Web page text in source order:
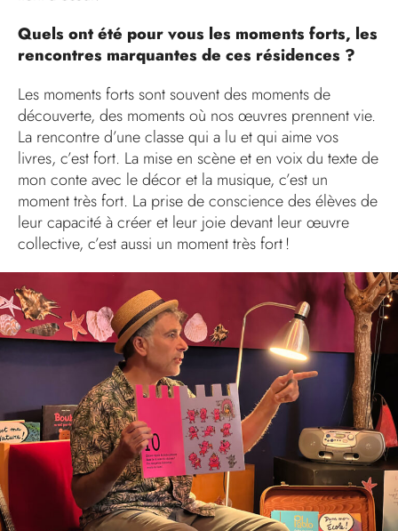
Quels ont été pour vous les moments forts, les
rencontres marquantes de ces résidences ?
Les moments forts sont souvent des moments de
découverte, des moments où nos œuvres prennent vie.
La rencontre d’une classe qui a lu et qui aime vos
livres, c’est fort. La mise en scène et en voix du texte de
mon conte avec le décor et la musique, c’est un
moment très fort. La prise de conscience des élèves de
leur capacité à créer et leur joie devant leur œuvre
collective, c’est aussi un moment très fort !